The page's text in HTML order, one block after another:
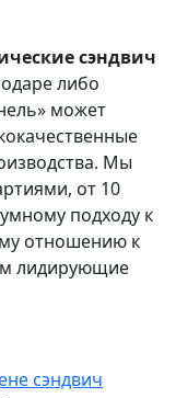
сэндвич
либо
может
Мы
от 10
подходу к
отношению к
лидирующие
сэндвич